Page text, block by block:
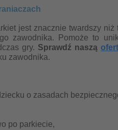
jest znacznie twardszy niż
zawodnika. Pomoże to
gry. Sprawdź naszą
zawodnika.
o zasadach
po parkiecie,